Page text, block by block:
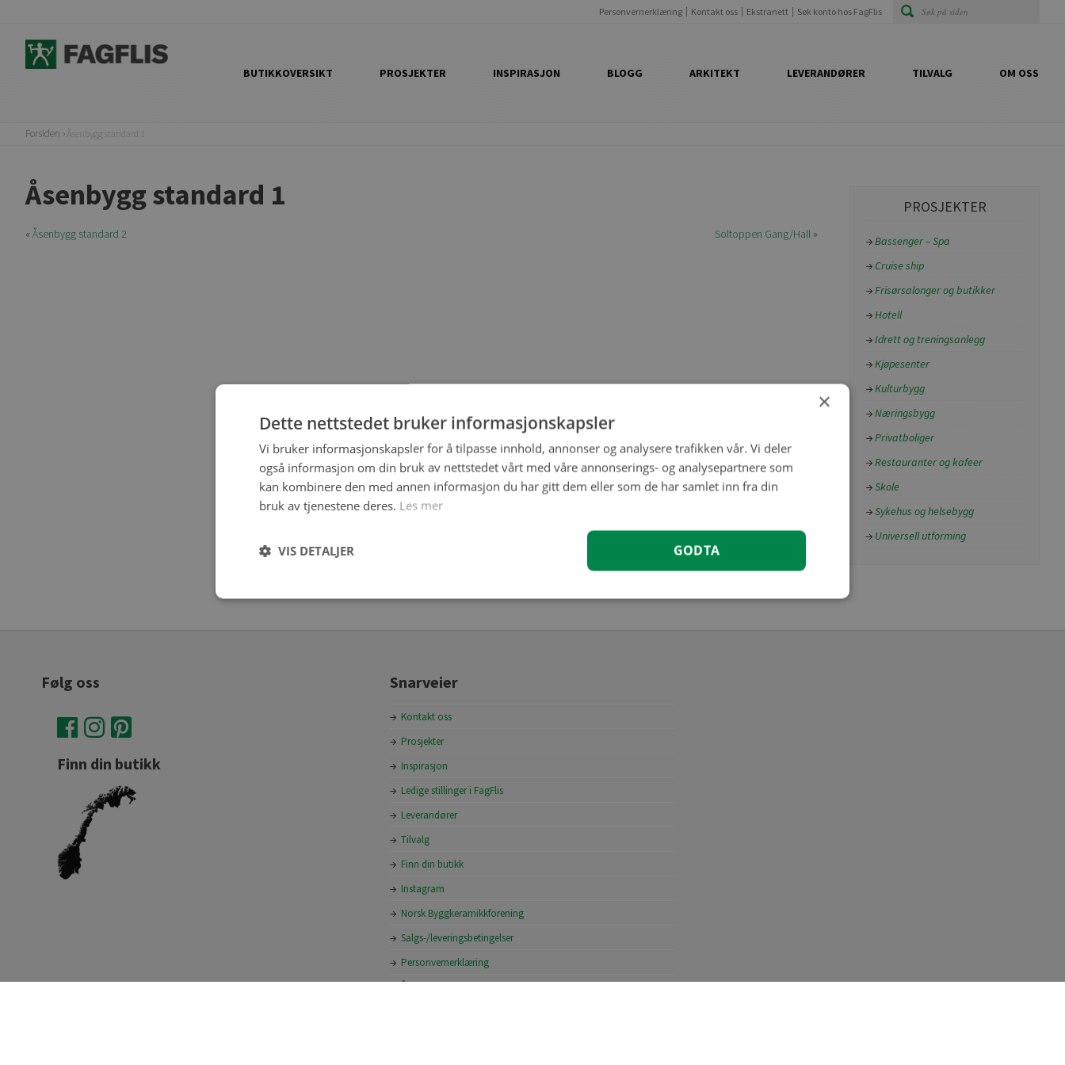
Personvernerklæring Kontakt oss Ekstranett Søk konto hos FagFlis
BUTIKKOVERSIKT PROSJEKTER INSPIRASJON BLOGG ARKITEKT LEVERANDØRER TILVALG OM OSS
Forsiden Åsenbygg standard 1
Åsenbygg standard 1
Soltoppen Gang/Hall »
« Åsenbygg standard 2
PROSJEKTER
Bassenger – Spa
Cruise ship
Frisørsalonger og butikker
Hotell
Idrett og treningsanlegg
Kjøpesenter
Kulturbygg
Næringsbygg
Privatboliger
Restauranter og kafeer
Skole
Sykehus og helsebygg
Universell utforming
Følg oss
Finn din butikk
Snarveier
Kontakt oss
Prosjekter
Inspirasjon
Ledige stillinger i FagFlis
Leverandører
Tilvalg
Finn din butikk
Instagram
Norsk Byggkeramikkforening
Salgs-/leveringsbetingelser
Personvernerklæring
×
Dette nettstedet bruker informasjonskapsler
Vi bruker informasjonskapsler for å tilpasse innhold, annonser og analysere trafikken vår. Vi deler
også informasjon om din bruk av nettstedet vårt med våre annonserings- og analysepartnere som
kan kombinere den med annen informasjon du har gitt dem eller som de har samlet inn fra din
bruk av tjenestene deres. Les mer
GODTA
VIS DETALJER